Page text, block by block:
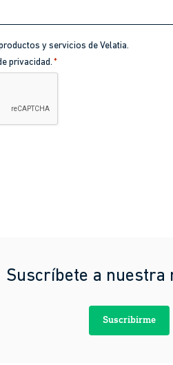
y servicios de Velatia.
privacidad. *
Suscríbete a nuestra
Suscribirme